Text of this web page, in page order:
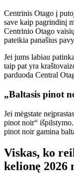
Centrinis Otago į
save kaip pagrindinį
Centrinio Otago
pateikia panašius
Jei jums labiau
taip pat yra
parduoda Central
„Baltasis pinot
Jei mėgstate
pinot noir“
pinot noir gamina
Viskas, ko
kelionę 2026